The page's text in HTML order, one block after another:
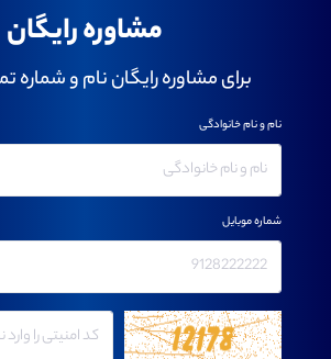
مشاوره رایگان
برای مشاوره رایگان نام و شماره
نام و نام خانوادگی
شماره موبایل